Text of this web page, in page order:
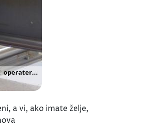
a vi, ako imate želje,